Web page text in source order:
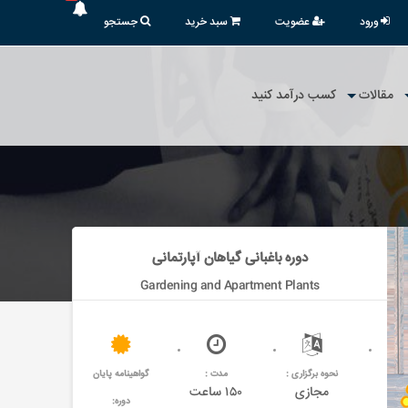
ورود عضویت سبد خرید جستجو
مقالات کسب درآمد کنید
دوره باغبانی گیاهان آپارتمانی
Gardening and Apartment Plants
نحوه برگزاری :
مجازی
مدت :
۱۵۰ ساعت
گواهینامه پایان
دوره: